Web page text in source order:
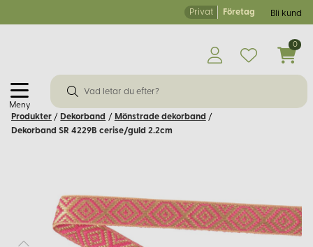
Privat Företag Bli kund
Meny
0
Produkter / Dekorband / Mönstrade dekorband /
Dekorband SR 4229B cerise/guld 2.2cm